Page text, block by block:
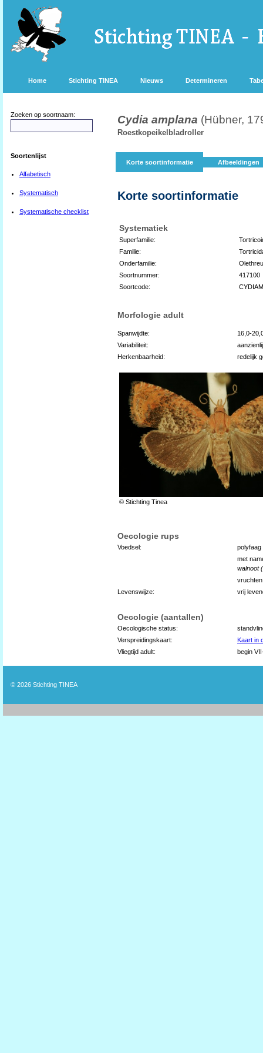
Home Stichting TINEA Nieuws Determineren
Zoeken op soortnaam:
Soortenlijst
Alfabetisch
Systematisch
Systematische checklist
Cydia amplana (Hübner,
Roestkopeikelbladroller
Korte soortinformatie Afbeeldingen
Korte soortinformatie
Systematiek
Superfamilie:
Familie:
Onderfamilie:
Soortnummer:
417100
Soortcode:
Morfologie adult
Spanwijdte:
16,0-
Variabiliteit:
Herkenbaarheid:
redelijk
© Stichting Tinea
Oecologie rups
Voedsel:
polyfaag
met
walnoot (
Levenswijze:
vrij
Oecologie (aantallen)
Oecologische status:
Verspreidingskaart:
Kaart in
Vliegtijd adult:
begin
© 2026 Stichting TINEA